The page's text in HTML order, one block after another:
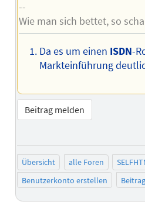
--
Wie man sich bettet, so
Da es um einen ISDN-
Markteinführung
Beitrag melden
Übersicht alle Foren
Benutzerkonto erstellen